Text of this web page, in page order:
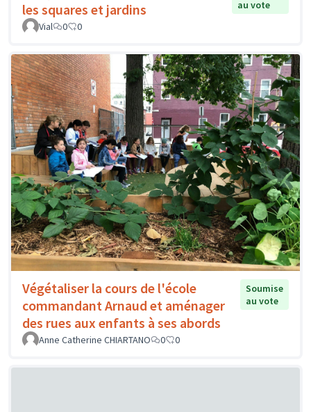
les squares et jardins
au vote
Vial
0 0
Végétaliser la cours de l'école
commandant Arnaud et aménager
des rues aux enfants à ses abords
Soumise
au vote
Anne Catherine CHIARTANO 0 0